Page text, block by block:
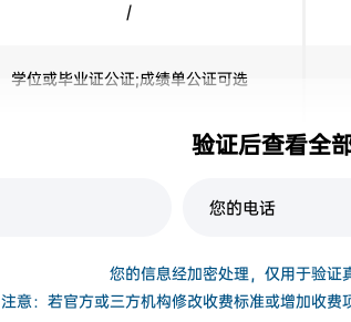
/
学位或毕业证公证;成绩单公证可选
验证后查看全
您的信息经加密处理，仅用于验证
注意：若官方或三方机构修改收费标准或增加收